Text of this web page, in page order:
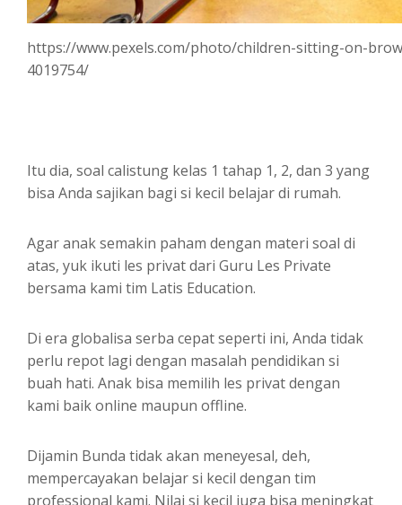
https://www.pexels.com/photo/children-sitting-on-
4019754/
Itu dia, soal calistung kelas 1 tahap 1, 2, dan 3 yang
bisa Anda sajikan bagi si kecil belajar di rumah.
Agar anak semakin paham dengan materi soal di
atas, yuk ikuti les privat dari Guru Les Private
bersama kami tim Latis Education.
Di era globalisa serba cepat seperti ini, Anda tidak
perlu repot lagi dengan masalah pendidikan si
buah hati. Anak bisa memilih les privat dengan
kami baik online maupun offline.
Dijamin Bunda tidak akan meneyesal, deh,
mempercayakan belajar si kecil dengan tim
professional kami. Nilai si kecil juga bisa meningkat